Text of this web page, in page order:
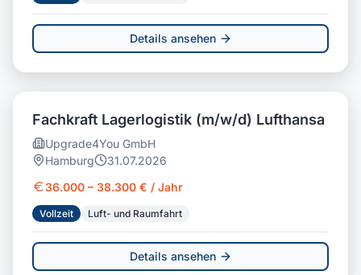
Details ansehen
Fachkraft Lagerlogistik (m/w/d) Lufthansa
Upgrade4You GmbH
Hamburg
31.07.2026
36.000 – 38.300 € / Jahr
Vollzeit Luft- und Raumfahrt
Details ansehen